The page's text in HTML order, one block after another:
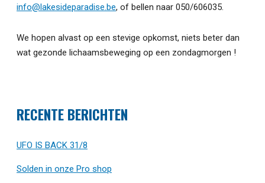
info@lakesideparadise.be, of bellen naar 050/606035.
We hopen alvast op een stevige opkomst, niets beter dan
wat gezonde lichaamsbeweging op een zondagmorgen !
RECENTE BERICHTEN
UFO IS BACK 31/8
Solden in onze Pro shop